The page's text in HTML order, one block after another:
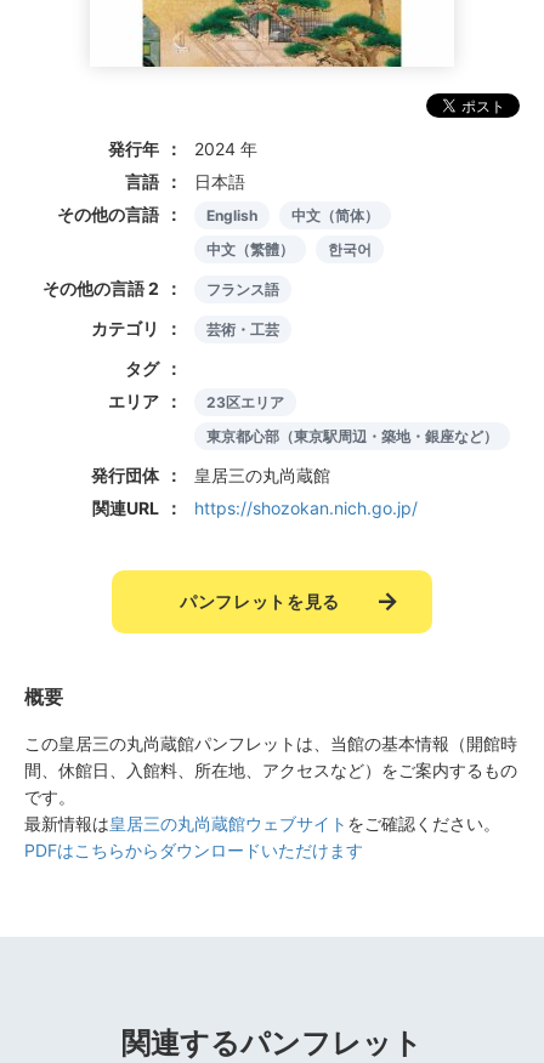
発行年
2024 年
言語
日本語
その他の言語
English
中文（简体）
中文（繁體）
한국어
その他の言語 2 フランス語
カテゴリ 芸術・工芸
タグ
エリア
23区エリア
東京都心部（東京駅周辺・築地・銀座など）
発行団体
皇居三の丸尚蔵館
関連URL
https://shozokan.nich.go.jp/
パンフレットを見る
概要
この皇居三の丸尚蔵館パンフレットは、当館の基本情報（開館時
間、休館日、入館料、所在地、アクセスなど）をご案内するもの
です。
最新情報は皇居三の丸尚蔵館ウェブサイト をご確認ください。
PDFはこちらからダウンロードいただけます
関連するパンフレット